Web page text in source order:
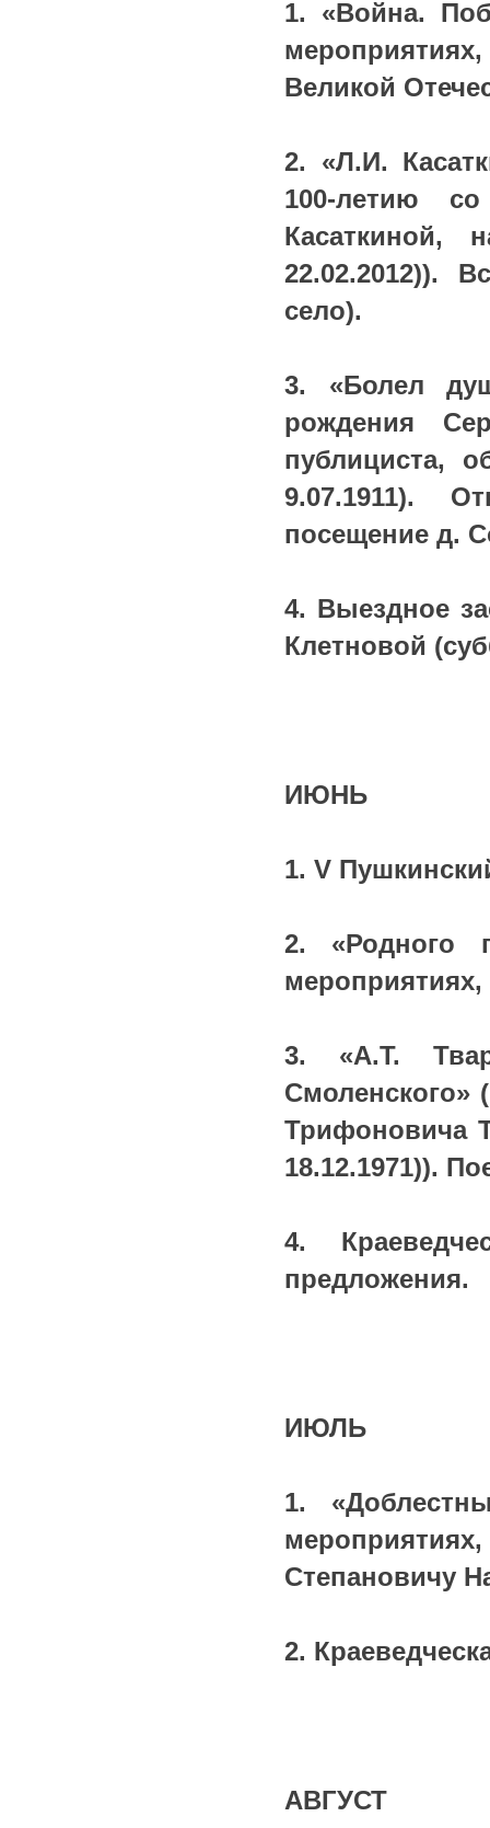
1. «Война.
Великой
2. «Л.И.
100-летию
Касаткиной,
22.02.2012)).
село).
3. «Болел
рождения
публициста,
9.07.1911).
посещение д.
4. Выездное
Клетновой
ИЮНЬ
1. V
2. «Родного
3. «А.Т.
Смоленского»
Трифоновича
18.12.1971)).
4.
предложения.
ИЮЛЬ
1.
Степановичу
2.
АВГУСТ